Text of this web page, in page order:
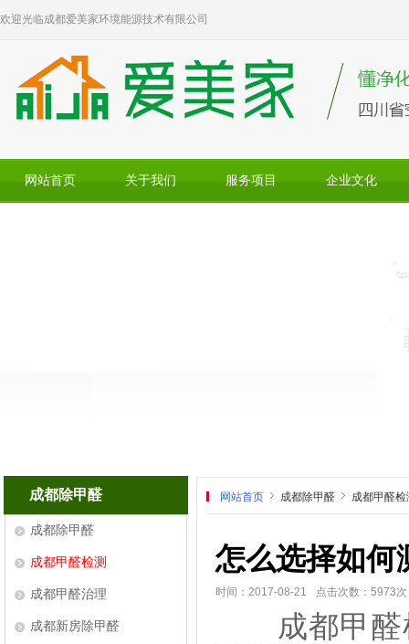
欢迎光临成都爱美家环境能源技术有限公司
网站首页 关于我们 服务项目 企业文化
成都除甲醛
成都除甲醛
成都甲醛检测
成都甲醛治理
成都新房除甲醛
网站首页 成都除甲醛 成都甲醛检
怎么选择如何
时间：2017-08-21 点击次数：5973次
成都甲醛检